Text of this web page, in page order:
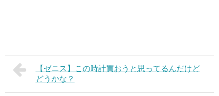
【ゼニス】この時計買おうと思ってるんだけど
どうかな？